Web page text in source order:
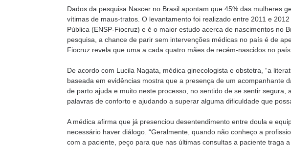
Dados da pesquisa Nascer no Brasil apontam que 45% das mulheres
vítimas de maus-tratos. O levantamento foi realizado entre 2011 e
Pública (ENSP-Fiocruz) e é o maior estudo acerca de nascimentos no
pesquisa, a chance de parir sem intervenções médicas no país é de
Fiocruz revela que uma a cada quatro mães de recém-nascidos no
De acordo com Lucila Nagata, médica ginecologista e obstetra, “a
baseada em evidências mostra que a presença de um acompanhante
de parto ajuda e muito neste processo, no sentido de se sentir segura,
palavras de conforto e ajudando a superar alguma dificuldade que
A médica afirma que já presenciou desentendimento entre doula e
necessário haver diálogo. “Geralmente, quando não conheço a
com a paciente, peço para que nas últimas consultas a paciente traga